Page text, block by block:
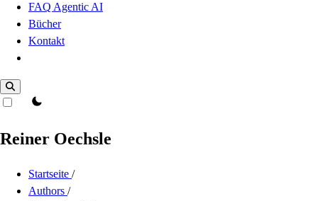
FAQ Agentic AI
Bücher
Kontakt
theme switcher
Reiner Oechsle
Startseite /
Authors /